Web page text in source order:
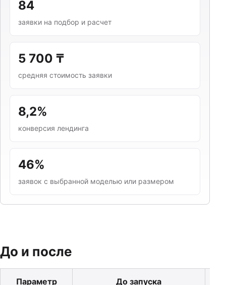
84
заявки на подбор и расчет
5 700 ₸
средняя стоимость заявки
8,2%
конверсия лендинга
46%
заявок с выбранной моделью или размером
До и после
Параметр До запуска